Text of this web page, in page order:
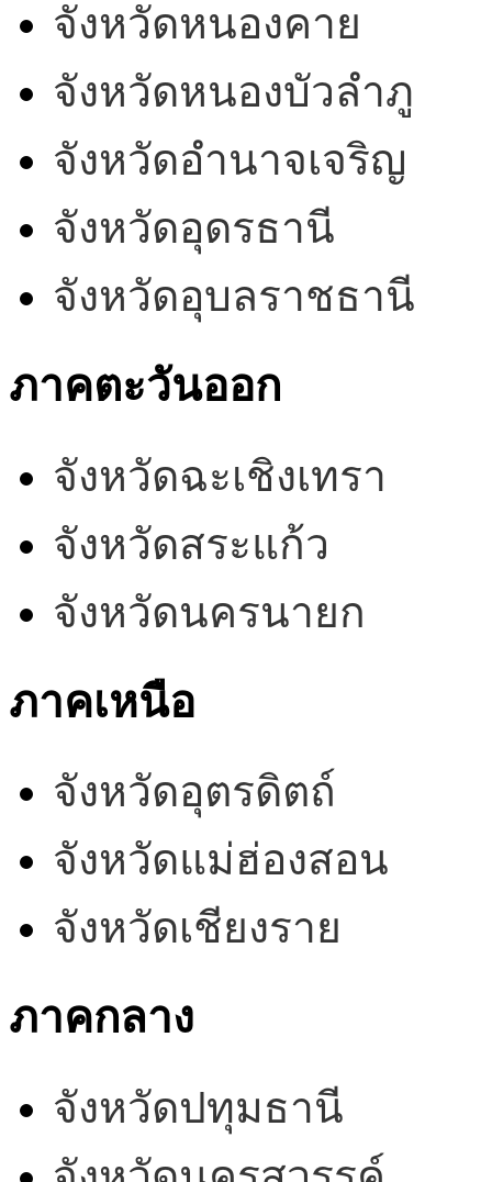
จังหวัดหนองคาย
จังหวัดหนองบัวลำภู
จังหวัดอำนาจเจริญ
จังหวัดอุดรธานี
จังหวัดอุบลราชธานี
ภาคตะวันออก
จังหวัดฉะเชิงเทรา
จังหวัดสระแก้ว
จังหวัดนครนายก
ภาคเหนือ
จังหวัดอุตรดิตถ์
จังหวัดแม่ฮ่องสอน
จังหวัดเชียงราย
ภาคกลาง
จังหวัดปทุมธานี